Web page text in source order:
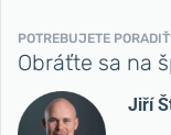
POTREBUJETE
Obráťte sa na
Jiří